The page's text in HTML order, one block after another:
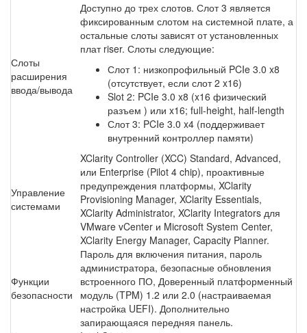
Слоты
расширения
ввода/вывода
Доступно до трех слотов. Слот 3 является
фиксированным слотом на системной плате, а
остальные слоты зависят от установленных
плат riser. Слоты следующие:
Слот 1: низкопрофильный PCIe 3.0 x8
(отсутствует, если слот 2 x16)
Slot 2: PCIe 3.0 x8 (x16 физический
разъем ) или x16; full-height, half-length
Слот 3: PCIe 3.0 x4 (поддерживает
внутренний контроллер памяти)
Управление
системами
XClarity Controller (XCC) Standard, Advanced,
или Enterprise (Pilot 4 chip), проактивные
предупреждения платформы, XClarity
Provisioning Manager, XClarity Essentials,
XClarity Administrator, XClarity Integrators для
VMware vCenter и Microsoft System Center,
XClarity Energy Manager, Capacity Planner.
Функции
безопасности
Пароль для включения питания, пароль
администратора, безопасные обновления
встроенного ПО, Доверенный платформенный
модуль (TPM) 1.2 или 2.0 (настраиваемая
настройка UEFI). Дополнительно
запирающаяся передняя панель.